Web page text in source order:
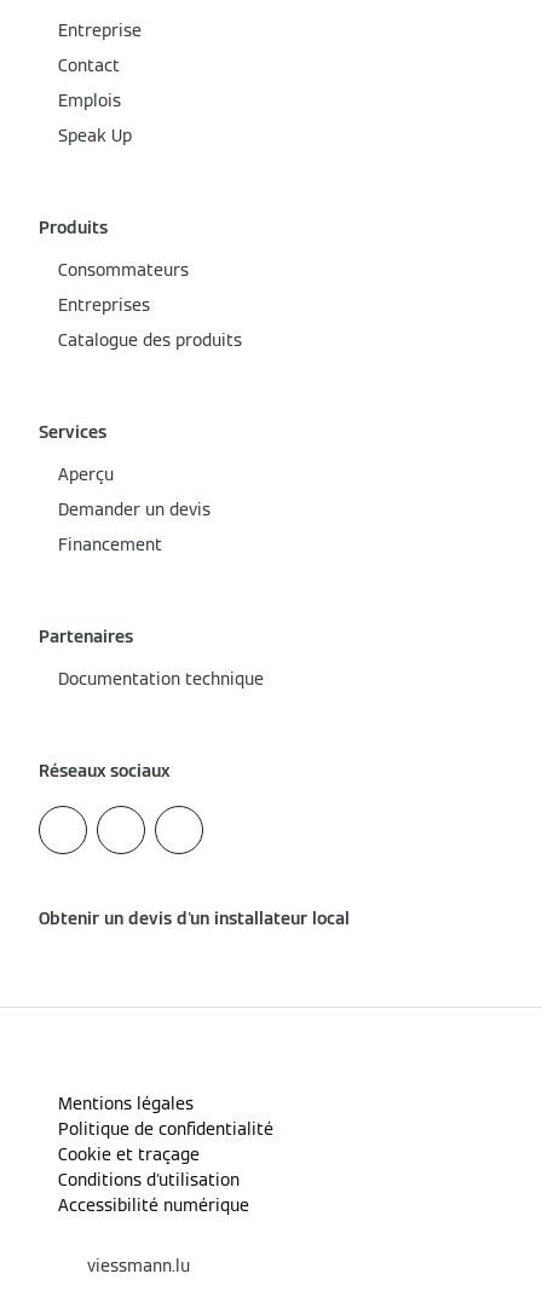
Entreprise
Contact
Emplois
Speak Up
Produits
Consommateurs
Entreprises
Catalogue des produits
Services
Aperçu
Demander un devis
Financement
Partenaires
Documentation technique
Réseaux sociaux
Obtenir un devis d'un installateur local
Mentions légales
Politique de confidentialité
Cookie et traçage
Conditions d'utilisation
Accessibilité numérique
viessmann.lu